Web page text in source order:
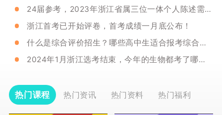
24届参考，2023年浙江省属三位一体个人陈述需求汇总一览！
浙江首考已开始评卷，首考成绩一月底公布！
什么是综合评价招生？哪些高中生适合报考综合评价呢？
2024年1月浙江选考结束，今年的生物都考了哪些内容？命题思路是什么？
热门课程 热门资讯 热门资料 热门福利